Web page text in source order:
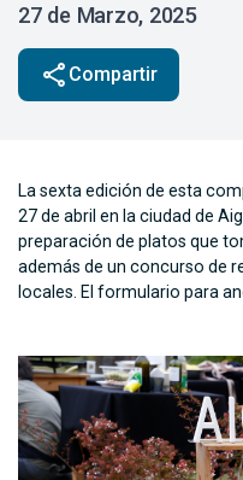
27 de Marzo, 2025
share Compartir
La sexta edición de esta
27 de abril en la ciudad de
preparación de platos que
además de un concurso de
locales. El formulario para